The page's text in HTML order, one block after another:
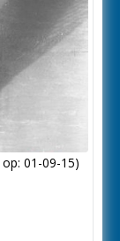
01-09-15)